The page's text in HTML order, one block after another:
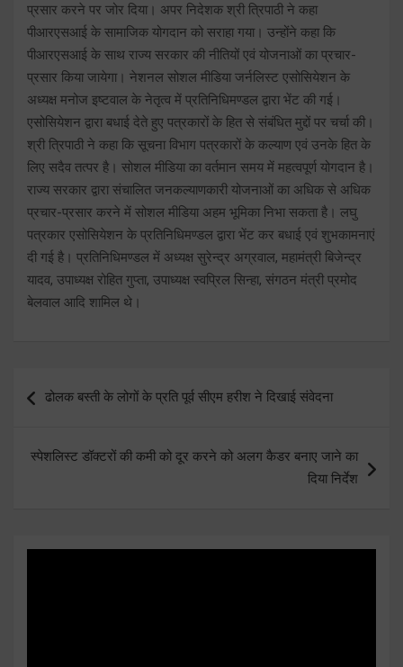
प्रसार करने पर जोर दिया। अपर निदेशक श्री त्रिपाठी ने कहा
पीआरएसआई के सामाजिक योगदान को सराहा गया। उन्होंने कहा कि
पीआरएसआई के साथ राज्य सरकार की नीतियों एवं योजनाओं का प्रचार-
प्रसार किया जायेगा। नेशनल सोशल मीडिया जर्नलिस्ट एसोसियेशन के
अध्यक्ष मनोज इष्टवाल के नेतृत्व में प्रतिनिधिमण्डल द्वारा भेंट की गई।
एसोसियेशन द्वारा बधाई देते हुए पत्रकारों के हित से संबंधित मुद्दों पर चर्चा की।
श्री त्रिपाठी ने कहा कि सूचना विभाग पत्रकारों के कल्याण एवं उनके हित के
लिए सदैव तत्पर है। सोशल मीडिया का वर्तमान समय में महत्वपूर्ण योगदान है।
राज्य सरकार द्वारा संचालित जनकल्याणकारी योजनाओं का अधिक से अधिक
प्रचार-प्रसार करने में सोशल मीडिया अहम भूमिका निभा सकता है। लघु
पत्रकार एसोसियेशन के प्रतिनिधिमण्डल द्वारा भेंट कर बधाई एवं शुभकामनाएं
दी गई है। प्रतिनिधिमण्डल में अध्यक्ष सुरेन्द्र अग्रवाल, महामंत्री बिजेन्द्र
यादव, उपाध्यक्ष रोहित गुप्ता, उपाध्यक्ष स्वप्रिल सिन्हा, संगठन मंत्री प्रमोद
बेलवाल आदि शामिल थे।
navigation
ढोलक बस्ती के लोगों के प्रति पूर्व सीएम हरीश ने दिखाई संवेदना
स्पेशलिस्ट डॉक्टरों की कमी को दूर करने को अलग कैडर बनाए जाने का
दिया निर्देश